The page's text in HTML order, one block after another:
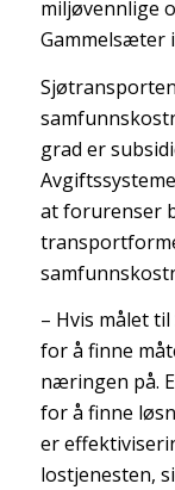
miljøvennlige
Gammelsæter
grad er
at forurenser
– Hvis målet
for å finne
næringen på.
for å finne
er
lostjenesten,